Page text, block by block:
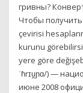
гривны?
Чтобы
çevirisi
kurunu
yere göre
ˈɦrɪu̯ɲɑ/) —
июне 2008